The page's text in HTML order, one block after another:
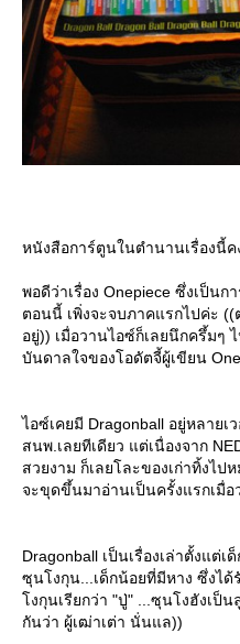
หนังสือการ์ตูนในตำนานเรื่องนี้
พอดีว่าเรื่อง Onepiece ซึ่งเป็น
ตอนนี้ เพิ่งจะจบภาคแรกไปค่ะ
อยู่)) เมื่อวานไอซ์ก็เลยนึกครึ้มๆ
บันดาลใจของโอดัตจี้ผู้เขียน
ไอซ์เคยมี Dragonball อยู่หลาย
สนพ.เลยทีเดียว แต่เนื่องจาก
สวยงาม ก็เลยโละของเก่าทิ้งไ
จะขุดขึ้นมาอ่านเป็นครั้งแรกเมื่อ
Dragonball เป็นเรื่องเล่าตั้งแต่
ซุนโงกุน...เด็กน้อยที่มีหาง ซึ่งไ
งกุนเรียกว่า "ปู่" ...ซุนโงฮังเป็น
กันว่า ผู้เฒ่าเต่า นั่นแล))